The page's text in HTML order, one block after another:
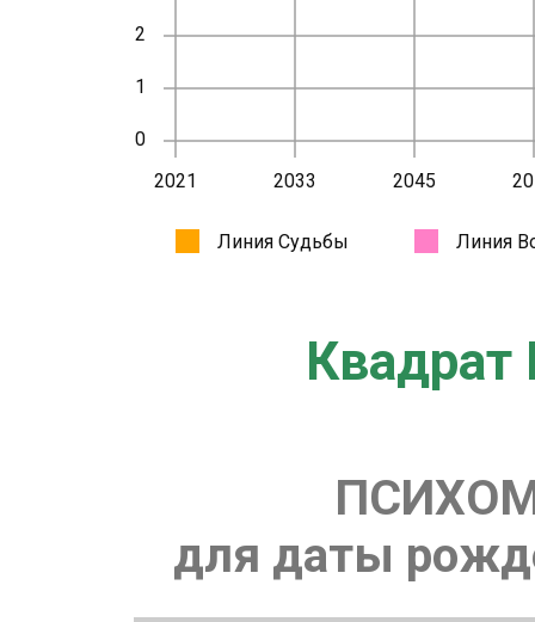
Квадрат
для даты